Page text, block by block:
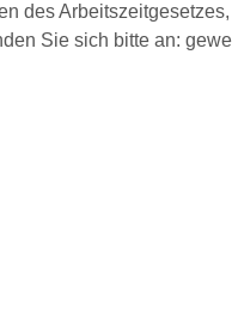
des
Sie sich bitte an: